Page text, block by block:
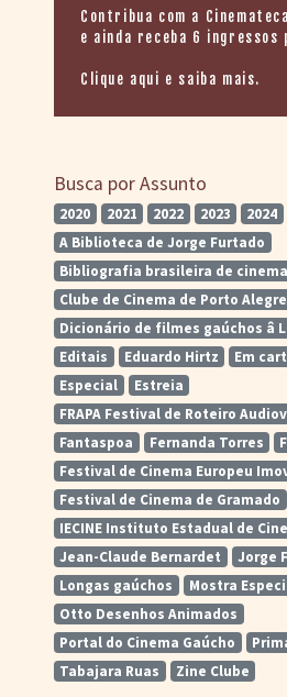
Contribua com a Cinemateca
e ainda receba 6 ingressos
Clique aqui e saiba mais.
Busca por Assunto
2020 2021 2022 2023 2024
A Biblioteca de Jorge Furtado
Bibliografia brasileira de cinema
Clube de Cinema de Porto Alegre
Dicionário de filmes gaúchos â
Editais
Eduardo Hirtz Em
Especial
Estreia
FRAPA Festival de Roteiro
Fantaspoa
Fernanda Torres
Festival de Cinema Europeu
Festival de Cinema de Gramado
IECINE Instituto Estadual de
Jean-Claude Bernardet
Jorge
Longas gaúchos
Mostra
Otto Desenhos Animados
Portal do Cinema Gaúcho
Tabajara Ruas
Zine Clube